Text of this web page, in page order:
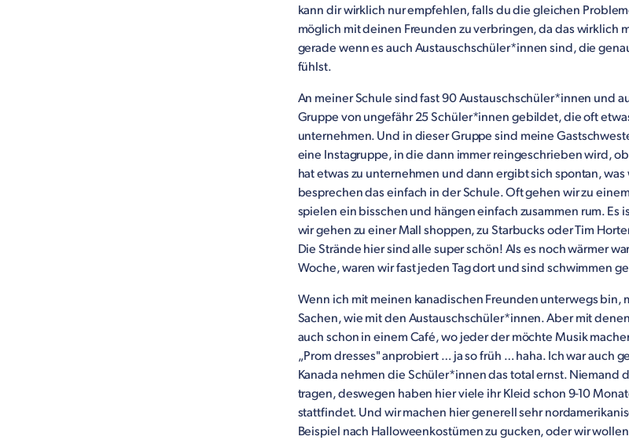
kann dir wirklich nur empfehlen, falls du die gleichen
möglich mit deinen Freunden zu verbringen, da das wirklich
gerade wenn es auch Austauschschüler*innen sind, die
fühlst.
An meiner Schule sind fast 90 Austauschschüler*innen und
Gruppe von ungefähr 25 Schüler*innen gebildet, die oft
unternehmen. Und in dieser Gruppe sind meine
eine Instagruppe, in die dann immer reingeschrieben wird,
hat etwas zu unternehmen und dann ergibt sich spontan,
besprechen das einfach in der Schule. Oft gehen wir zu
spielen ein bisschen und hängen einfach zusammen rum. Es
wir gehen zu einer Mall shoppen, zu Starbucks oder Tim
Die Strände hier sind alle super schön! Als es noch wärmer
Woche, waren wir fast jeden Tag dort und sind schwimmen
Wenn ich mit meinen kanadischen Freunden unterwegs bin,
Sachen, wie mit den Austauschschüler*innen. Aber mit
auch schon in einem Café, wo jeder der möchte Musik
„Prom dresses" anprobiert … ja so früh … haha. Ich war auch
Kanada nehmen die Schüler*innen das total ernst. Niemand
tragen, deswegen haben hier viele ihr Kleid schon 9-10
stattfindet. Und wir machen hier generell sehr
Beispiel nach Halloweenkostümen zu gucken, oder wir